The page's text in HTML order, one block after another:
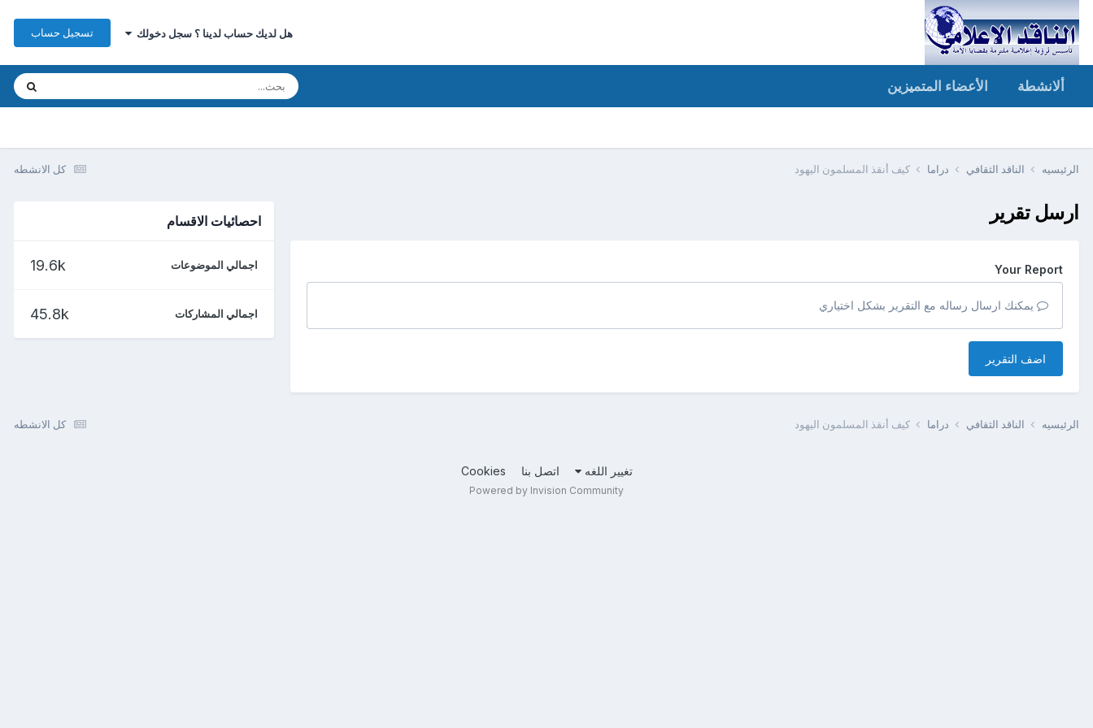
هل لديك حساب لدينا ؟ سجل دخولك تسجيل حساب
ألانشطة الأعضاء المتميزين
كل الانشطه الرئيسيه الناقد الثقافي دراما كيف أنقذ المسلمون اليهود
ارسل تقرير
Your Report
يمكنك ارسال رساله مع التقرير بشكل اختياري
اضف التقرير
احصائيات الاقسام
اجمالي الموضوعات 19.6k
اجمالي المشاركات 45.8k
كل الانشطه الرئيسيه الناقد الثقافي دراما كيف أنقذ المسلمون اليهود
تغيير اللغه اتصل بنا Cookies
Powered by Invision Community